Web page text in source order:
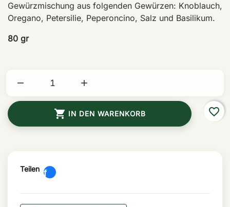
Gewürzmischung aus folgenden Gewürzen: Knoblauch,
Oregano, Petersilie, Peperoncino, Salz und Basilikum.
80 gr
 
 IN DEN WARENKORB favorite_border
Teilen